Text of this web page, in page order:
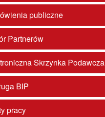
publiczne
Partnerów
Skrzynka Podawcza
BIP
pracy